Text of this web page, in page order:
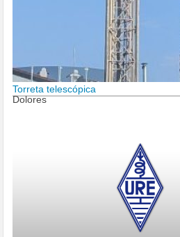
Torreta telescópica
Dolores